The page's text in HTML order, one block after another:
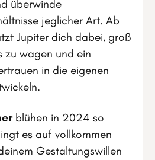
überwinde
jeglicher Art. Ab
Jupiter dich dabei, groß
zu wagen und ein
in die eigenen
blühen in 2024 so
es auf vollkommen
Gestaltungswillen